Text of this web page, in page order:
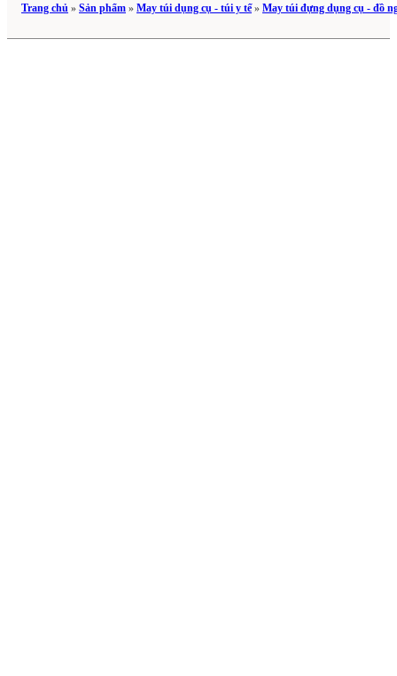
Trang chủ » Sản phẩm » May túi dụng cụ - túi y tế» May túi đựng dụng cụ - đồ